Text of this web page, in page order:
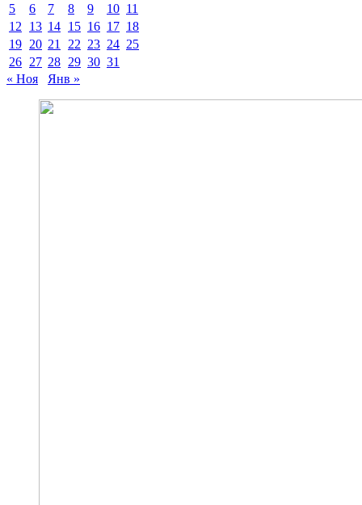
5
6 7 8 9 10 11
12
13 14 15 16 17 18
19 20 21 22 23 24 25
26 27 28 29 30 31
« Ноя
Янв »